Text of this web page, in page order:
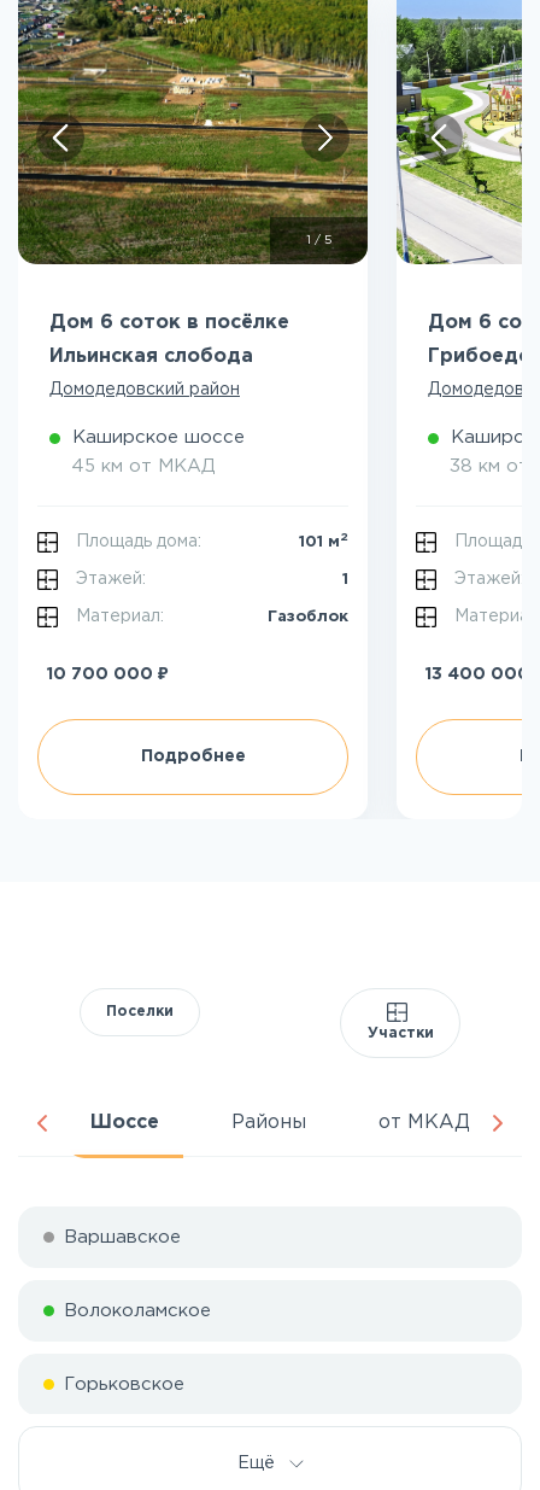
/ 5
Дом 6 соток в посёлке
Ильинская слобода
Домодедовский район
Каширское шоссе
45 км от МКАД
Площадь дома: 101 м 2
Этажей: 1
Материал: Газоблок
10 700 000 ₽
Подробнее
Дом 6
38 км
Площадь
Этажей:
13 400 000
Поселки
Участки
Шоссе Районы от МКАД
Варшавское
Волоколамское
Горьковское
Ещё